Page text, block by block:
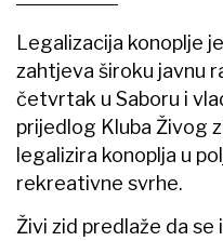
Legalizacija konoplje
zahtjeva široku javnu
četvrtak u Saboru i
prijedlog Kluba Živog
legalizira konoplja u
rekreativne svrhe.
Živi zid predlaže da se